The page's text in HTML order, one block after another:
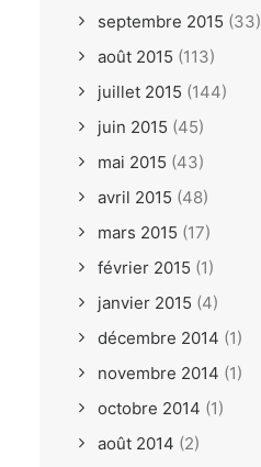
septembre 2015 (33)
août 2015 (113)
juillet 2015 (144)
juin 2015 (45)
mai 2015 (43)
avril 2015 (48)
mars 2015 (17)
février 2015 (1)
janvier 2015 (4)
décembre 2014 (1)
novembre 2014 (1)
octobre 2014 (1)
août 2014 (2)